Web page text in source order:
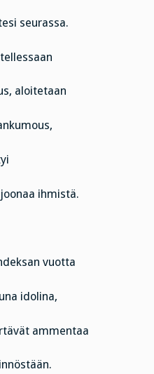
seurassa.
aloitetaan
ihmistä.
vuotta
idolina,
ammentaa